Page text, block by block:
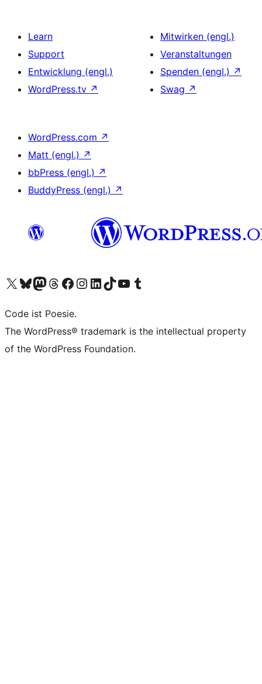
Learn
Support
Entwicklung (engl.)
WordPress.tv ↗
Mitwirken (engl.)
Veranstaltungen
Spenden (engl.) ↗
Swag ↗
WordPress.com ↗
Matt (engl.) ↗
bbPress (engl.) ↗
BuddyPress (engl.) ↗
Unser X-Konto (früher Twitter) besuchen
Unser Bluesky-Konto besuchen
Unser Mastodon-Konto besuchen
Unser Threads-Konto besuchen
Unsere Facebook-Seite besuchen
Unser Instagram-Konto besuchen
Unser LinkedIn-Konto besuchen
Unser TikTok-Konto besuchen
Unseren YouTube-Kanal besuchen
Unser Tumblr-Konto besuchen
Code ist Poesie.
The WordPress® trademark is the intellectual property
of the WordPress Foundation.